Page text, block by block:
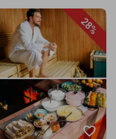
28%
favorite_border